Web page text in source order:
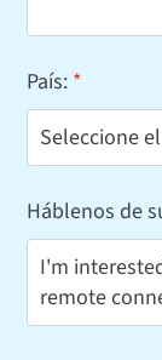
País:
Háblenos de